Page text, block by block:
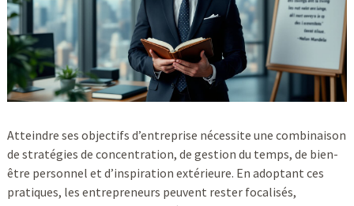
Atteindre ses objectifs d’entreprise nécessite une combinaison
de stratégies de concentration, de gestion du temps, de bien-
être personnel et d’inspiration extérieure. En adoptant ces
pratiques, les entrepreneurs peuvent rester focalisés,